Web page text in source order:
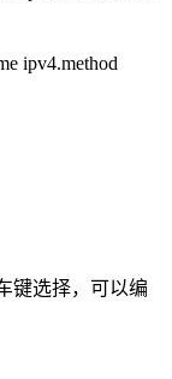
ipv4.method
键选择，可以编